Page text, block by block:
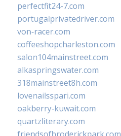
perfectfit24-7.com
portugalprivatedriver.com
von-racer.com
coffeeshopcharleston.com
salon104mainstreet.com
alkaspringswater.com
318mainstreet8h.com
lovenailsspari.com
oakberry-kuwait.com
quartzliterary.com